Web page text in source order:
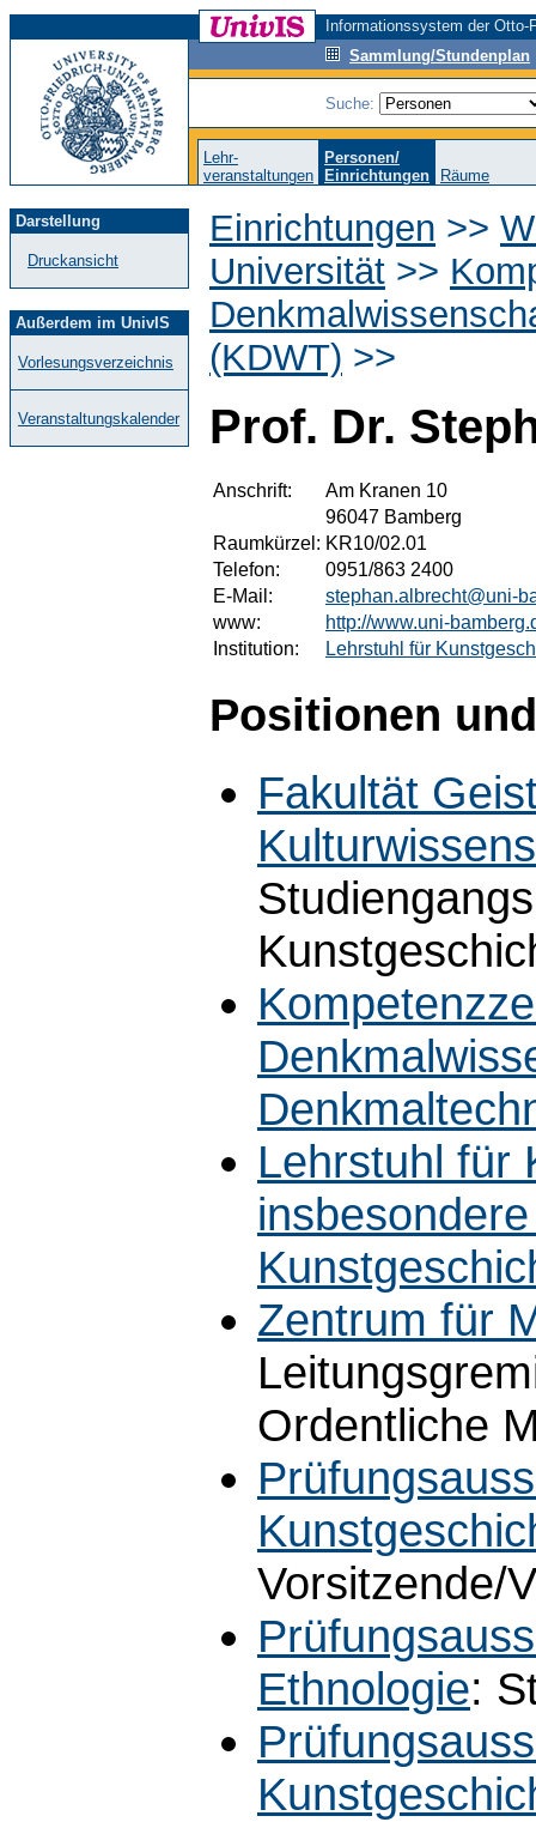
Informationssystem der
Sammlung/Stundenplan
Suche:
Lehr-
veranstaltungen
Personen/
Einrichtungen
Räume
Darstellung
Druckansicht
Außerdem im UnivIS
Vorlesungsverzeichnis
Veranstaltungskalender
Einrichtungen >>
Universität >>
(KDWT) >>
Prof. Dr.
Anschrift:
Am Kranen 10
96047 Bamberg
Raumkürzel: KR10/02.01
Telefon:
0951/863 2400
E-Mail:
stephan.albrecht@uni-
www:
http://www.uni-
Institution:
Lehrstuhl für
Positionen
Fakultät
Lehrstuhl für
Zentrum für
Ordentliche
Vorsitzende/
Ethnologie: